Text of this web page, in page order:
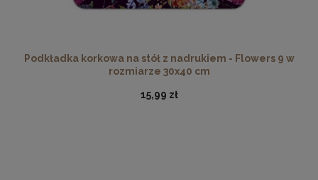
Podkładka korkowa na stół z nadrukiem - Flowers 9 w
rozmiarze 30x40 cm
15,99 zł